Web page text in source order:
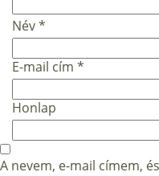
Név*
E-mail cím *
Honlap
A nevem, e-mail címem,